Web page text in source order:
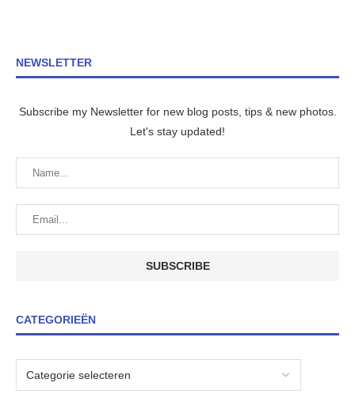
NEWSLETTER
Subscribe my Newsletter for new blog posts, tips & new photos.
Let's stay updated!
CATEGORIEËN